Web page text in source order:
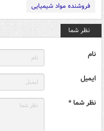
فروشنده مواد شیمیایی
نظر شما
نام
ایمیل
نظر شما *